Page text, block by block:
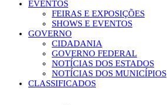
EVENTOS
FEIRAS E EXPOSIÇÕES
SHOWS E EVENTOS
GOVERNO
CIDADANIA
GOVERNO FEDERAL
NOTÍCIAS DOS ESTADOS
NOTÍCIAS DOS MUNICÍPIOS
CLASSIFICADOS